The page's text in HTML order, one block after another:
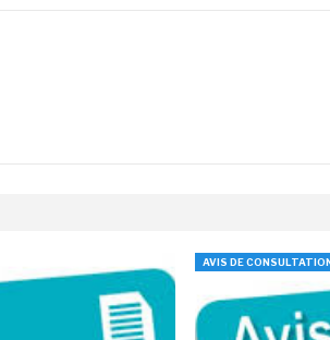
AVIS DE CONSULTATION